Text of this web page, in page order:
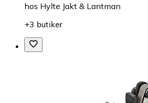
hos Hylte Jakt & Lantman
+3 butiker